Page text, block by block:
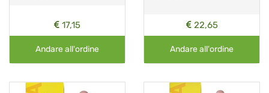
17,15
Andare all'ordine
22,65
Andare all'ordine